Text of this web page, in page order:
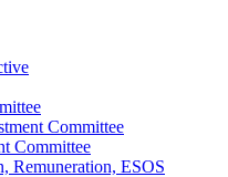
Committee
Committee
Remuneration, ESOS